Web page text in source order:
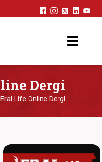
Dergi
Eral Life Online Dergi